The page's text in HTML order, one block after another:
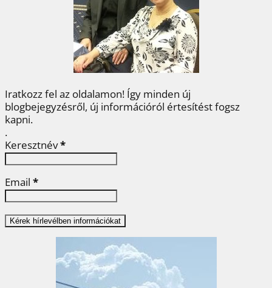
Iratkozz fel az oldalamon! Így minden új
blogbejegyzésről, új információról értesítést fogsz
kapni.
.
Keresztnév*
Email *